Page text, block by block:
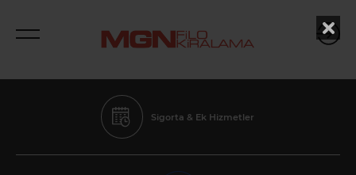
Sigorta & Ek Hizmetler